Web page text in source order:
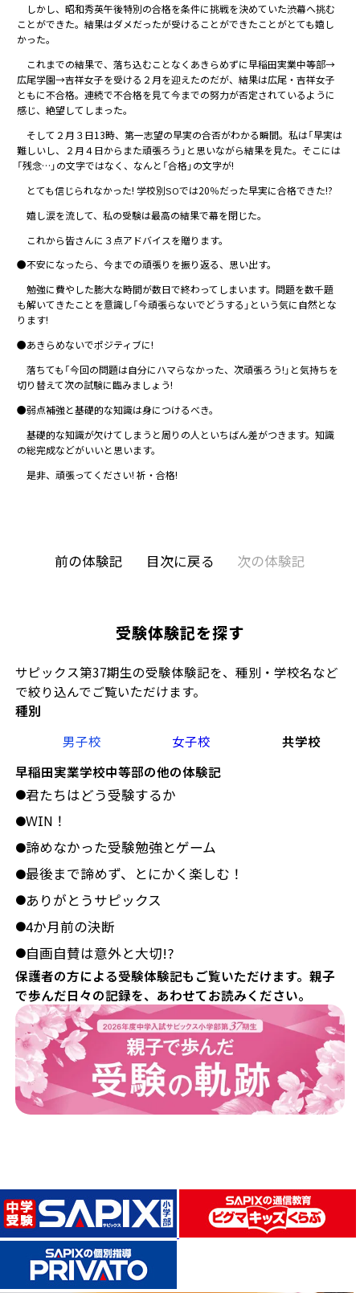
受験体験記を探す
サピックス第37期生の受験体験記を、種別・学校名など
で絞り込んでご覧いただけます。
種別
男子校
女子校
共学校
早稲田実業学校中等部の他の体験記
●君たちはどう受験するか
●WIN！
●諦めなかった受験勉強とゲーム
●最後まで諦めず、とにかく楽しむ！
●ありがとうサピックス
●4か月前の決断
●自画自賛は意外と大切!?
保護者の方による受験体験記もご覧いただけます。親子
で歩んだ日々の記録を、あわせてお読みください。
しかし、昭和秀英午後特別の合格を条件に挑戦を決めていた渋幕へ挑む
ことができた。結果はダメだったが受けることができたことがとても嬉し
かった。
これまでの結果で、落ち込むことなくあきらめずに早稲田実業中等部→
広尾学園→吉祥女子を受ける２月を迎えたのだが、結果は広尾・吉祥女子
ともに不合格。連続で不合格を見て今までの努力が否定されているように
感じ、絶望してしまった。
そして２月３日13時、第一志望の早実の合否がわかる瞬間。私は「早実は
難しいし、２月４日からまた頑張ろう」と思いながら結果を見た。そこには
「残念…」の文字ではなく、なんと「合格」の文字が!
とても信じられなかった! 学校別SOでは20％だった早実に合格できた!?
嬉し涙を流して、私の受験は最高の結果で幕を閉じた。
これから皆さんに３点アドバイスを贈ります。
●不安になったら、今までの頑張りを振り返る、思い出す。
勉強に費やした膨大な時間が数日で終わってしまいます。問題を数千題
も解いてきたことを意識し「今頑張らないでどうする」という気に自然とな
ります!
●あきらめないでポジティブに!
落ちても「今回の問題は自分にハマらなかった、次頑張ろう!」と気持ちを
切り替えて次の試験に臨みましょう!
●弱点補強と基礎的な知識は身につけるべき。
基礎的な知識が欠けてしまうと周りの人といちばん差がつきます。知識
の総完成などがいいと思います。
是非、頑張ってください! 祈・合格!
前の体験記 目次に戻る 次の体験記